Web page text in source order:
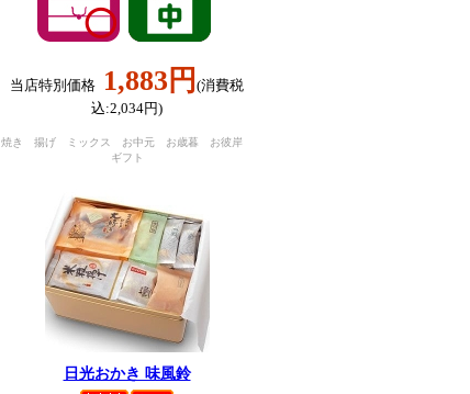
当店特別価格 1,883円 (消費税
込:2,034円)
焼き 揚げ ミックス お中元 お歳暮 お彼岸
ギフト
日光おかき 味風鈴